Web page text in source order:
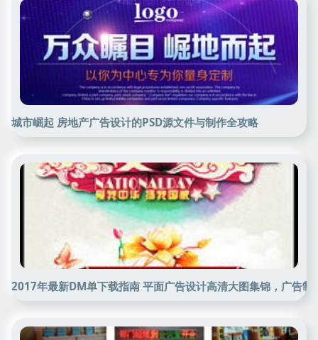
城市崛起 房地产广告设计的PSD源文件与制作全攻略
2017年最新DM单下载指南 平面广告设计高清大图集锦，广告制